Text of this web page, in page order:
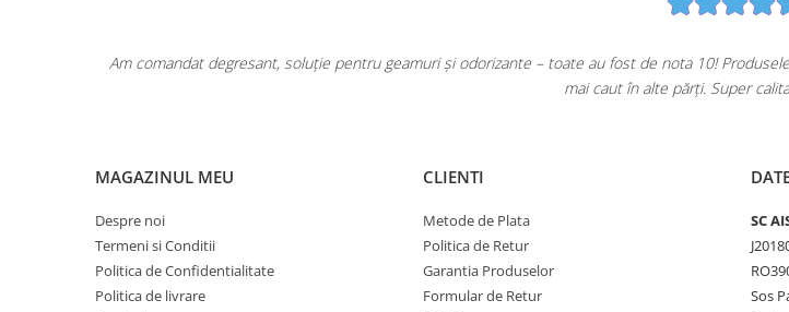
Am comandat degresant, soluție pentru geamuri și odorizante – toate au fost de nota 10!
mai caut în alte părți. Super
MAGAZINUL MEU
Despre noi
Termeni si Conditii
Politica de Confidentialitate
Politica de livrare
CLIENTI
Metode de Plata
Politica de Retur
Garantia Produselor
Formular de Retur
SC
Sos